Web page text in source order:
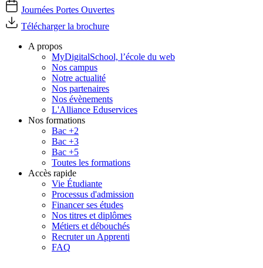
Journées Portes Ouvertes
Télécharger la brochure
A propos
MyDigitalSchool, l’école du web
Nos campus
Notre actualité
Nos partenaires
Nos évènements
L'Alliance Eduservices
Nos formations
Bac +2
Bac +3
Bac +5
Toutes les formations
Accès rapide
Vie Étudiante
Processus d'admission
Financer ses études
Nos titres et diplômes
Métiers et débouchés
Recruter un Apprenti
FAQ